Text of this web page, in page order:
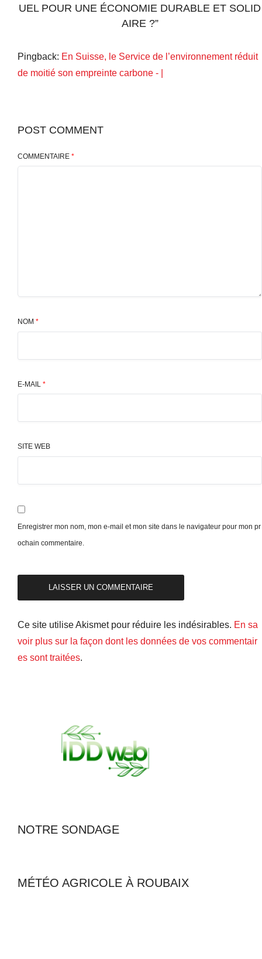
UEL POUR UNE ÉCONOMIE DURABLE ET SOLID
AIRE ?”
Pingback: En Suisse, le Service de l’environnement réduit
de moitié son empreinte carbone - |
POST COMMENT
COMMENTAIRE *
NOM *
E-MAIL *
SITE WEB
Enregistrer mon nom, mon e-mail et mon site dans le navigateur pour mon pr
ochain commentaire.
Ce site utilise Akismet pour réduire les indésirables. En sa
voir plus sur la façon dont les données de vos commentair
es sont traitées.
NOTRE SONDAGE
MÉTÉO AGRICOLE À ROUBAIX